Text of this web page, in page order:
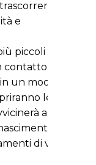
dei
e
piccoli ai più
con la
un modo
le
alla
e si
di varie